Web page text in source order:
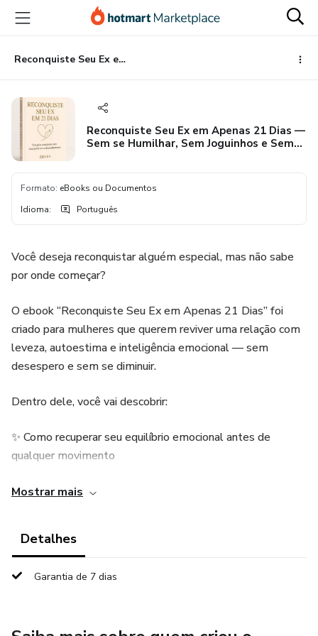
para
conteúdo
principal
para
pagamento
para
rodapé
Reconquiste Seu Ex em Apenas 21 Dias — Sem se Humilhar, Sem Joguinhos e Sem Perder Sua Essência.
Reconquiste Seu Ex em Apenas 21 Dias —
Sem se Humilhar, Sem Joguinhos e Sem
Formato: eBooks ou Documentos
Idioma: Português
Você deseja reconquistar alguém especial, mas não sabe
por onde começar?
O ebook “Reconquiste Seu Ex em Apenas 21 Dias” foi
criado para mulheres que querem reviver uma relação com
leveza, autoestima e inteligência emocional — sem
desespero e sem se diminuir.
Dentro dele, você vai descobrir:
✨ Como recuperar seu equilíbrio emocional antes de
qualquer movimento
✨ O que realmente ativa a saudade masculina
✨ Como despertar admiração sem pressão
Mostrar mais
Detalhes
Garantia de 7 dias